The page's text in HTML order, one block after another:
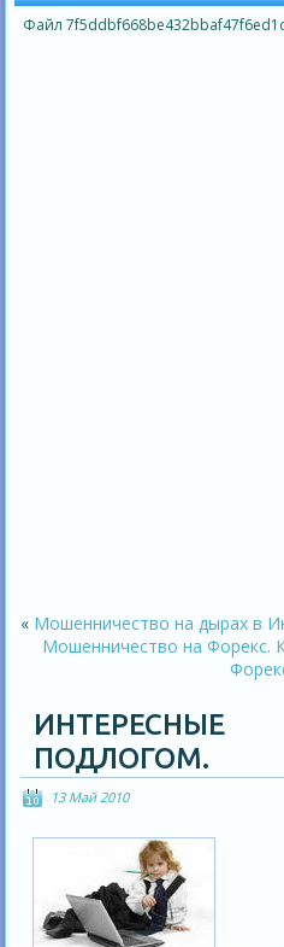
Файл
« Мошенничество на дырах в
Мошенничество на Форекс.
ПОДЛОГОМ.
13 Май 2010